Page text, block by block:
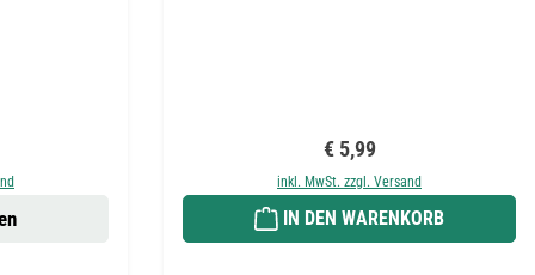
Regulärer Preis:
€ 5,99
inkl. MwSt. zzgl. Versand
IN DEN WARENKORB